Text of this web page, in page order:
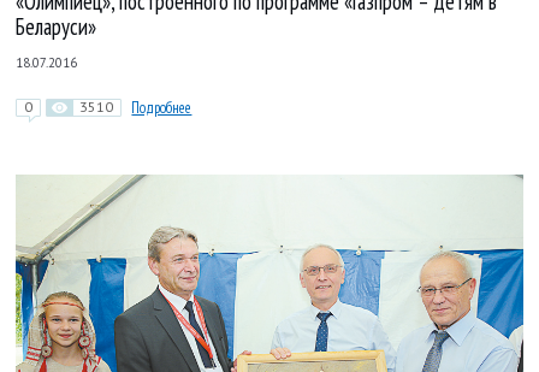
Беларуси»
18.07.2016
0 3510 Подробнее